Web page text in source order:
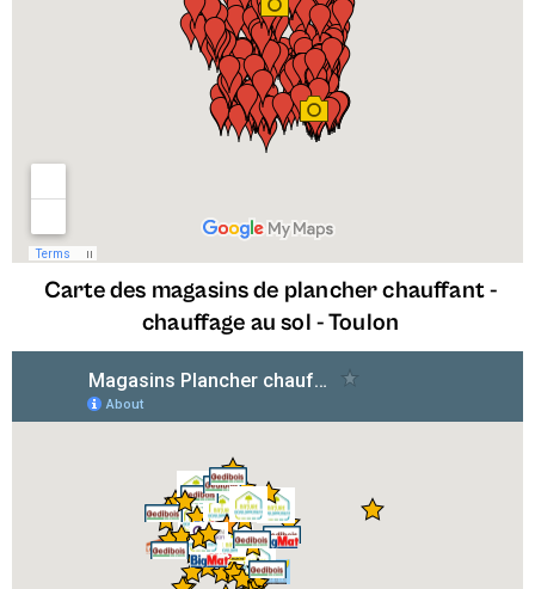
Carte des magasins de plancher chauffant -
chauffage au sol -Toulon